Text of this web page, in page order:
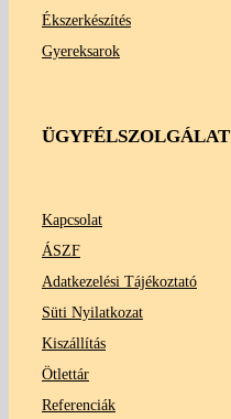
Ékszerkészítés
Gyereksarok
ÜGYFÉLSZOLGÁLAT
Kapcsolat
ÁSZF
Adatkezelési Tájékoztató
Süti Nyilatkozat
Kiszállítás
Ötlettár
Referenciák